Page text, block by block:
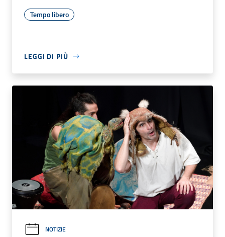
Tempo libero
LEGGI DI PIÙ
NOTIZIE